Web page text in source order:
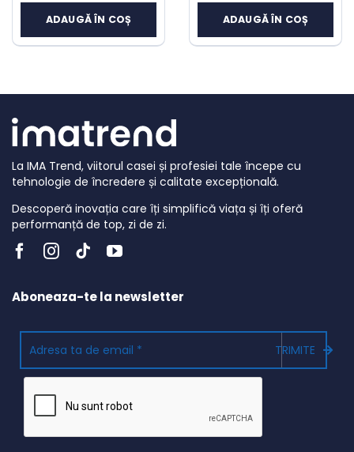
inițial
a
298 lei.
curent
este:
ADAUGĂ ÎN COȘ
inițial
a
299 lei.
curent
este:
ADAUGĂ ÎN COȘ
La IMA Trend, viitorul casei și profesiei tale începe cu
tehnologie de încredere și calitate excepțională.
Descoperă inovația care îți simplifică viața și îți oferă
performanță de top, zi de zi.
Aboneaza-te la newsletter
TRIMITE